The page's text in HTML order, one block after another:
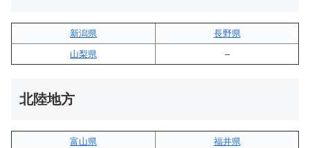
新潟県
長野県
山梨県
–
北陸地方
富山県
福井県